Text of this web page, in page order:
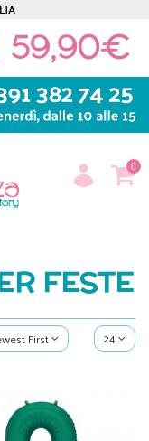
0
FESTE
First 24